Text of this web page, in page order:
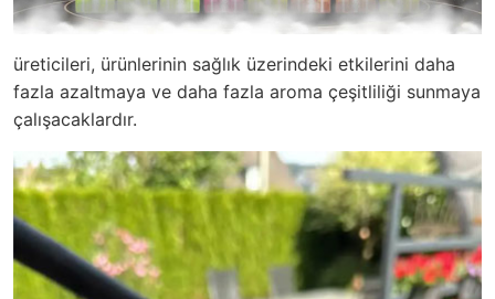
üreticileri, ürünlerinin sağlık üzerindeki etkilerini daha
fazla azaltmaya ve daha fazla aroma çeşitliliği sunmaya
çalışacaklardır.